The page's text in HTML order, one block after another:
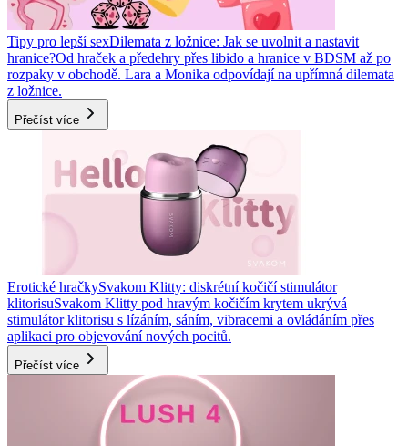
Tipy pro lepší sexDilemata z ložnice: Jak se uvolnit a nastavit
hranice?Od hraček a předehry přes libido a hranice v BDSM až po
rozpaky v obchodě. Lara a Monika odpovídají na upřímná dilemata
z ložnice.
Přečíst více
Erotické hračkySvakom Klitty: diskrétní kočičí stimulátor
klitorisuSvakom Klitty pod hravým kočičím krytem ukrývá
stimulátor klitorisu s lízáním, sáním, vibracemi a ovládáním přes
aplikaci pro objevování nových pocitů.
Přečíst více